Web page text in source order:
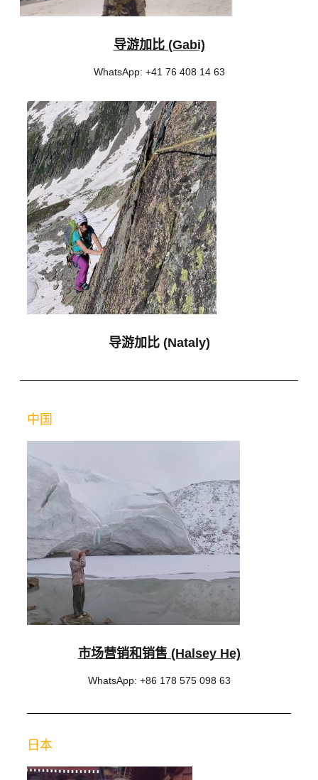
导游加比 (Gabi)
WhatsApp: +41 76 408 14 63
导游加比 (Nataly)
中国
市场营销和销售 (Halsey He)
WhatsApp: +86 178 575 098 63
日本